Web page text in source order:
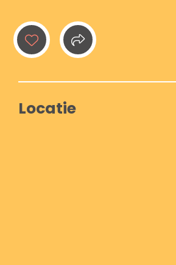
Locatie